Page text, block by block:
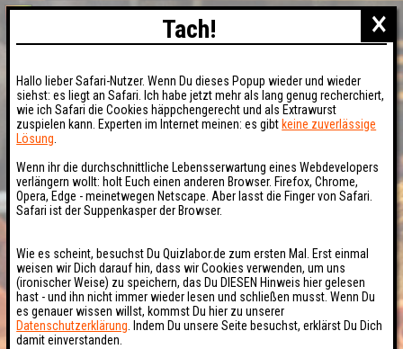
×
Tach!
Hallo lieber Safari-Nutzer. Wenn Du dieses Popup wieder und wieder
siehst: es liegt an Safari. Ich habe jetzt mehr als lang genug recherchiert,
wie ich Safari die Cookies häppchengerecht und als Extrawurst
zuspielen kann. Experten im Internet meinen: es gibt keine zuverlässige
Lösung
Wenn ihr die durchschnittliche Lebensserwartung eines Webdevelopers
verlängern wollt: holt Euch einen anderen Browser. Firefox, Chrome,
Opera, Edge - meinetwegen Netscape. Aber lasst die Finger von Safari.
Safari ist der Suppenkasper der Browser.
Wie es scheint, besuchst Du Quizlabor.de zum ersten Mal. Erst einmal
weisen wir Dich darauf hin, dass wir Cookies verwenden, um uns
(ironischer Weise) zu speichern, das Du DIESEN Hinweis hier gelesen
hast - und ihn nicht immer wieder lesen und schließen musst. Wenn Du
es genauer wissen willst, kommst Du hier zu unserer
Datenschutzerklärung . Indem Du unsere Seite besuchst, erklärst Du Dich
damit einverstanden.